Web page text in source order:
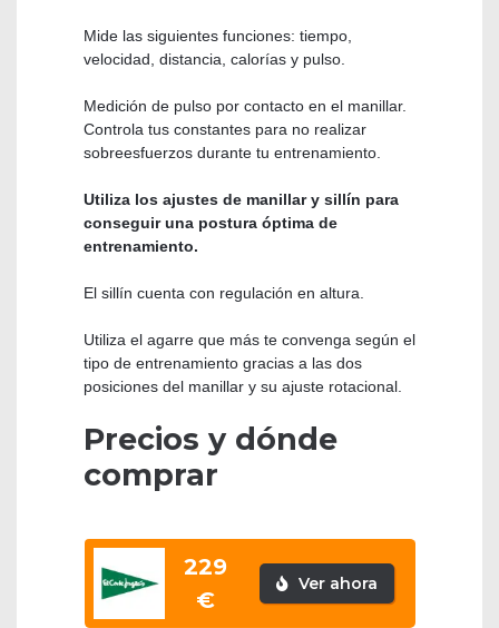
Mide las siguientes funciones: tiempo,
velocidad, distancia, calorías y pulso.
Medición de pulso por contacto en el manillar.
Controla tus constantes para no realizar
sobreesfuerzos durante tu entrenamiento.
Utiliza los ajustes de manillar y sillín para
conseguir una postura óptima de
entrenamiento.
El sillín cuenta con regulación en altura.
Utiliza el agarre que más te convenga según el
tipo de entrenamiento gracias a las dos
posiciones del manillar y su ajuste rotacional.
Precios y dónde
comprar
229
€
Ver ahora